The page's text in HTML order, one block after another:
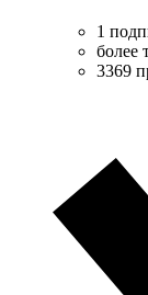
1
более
3369